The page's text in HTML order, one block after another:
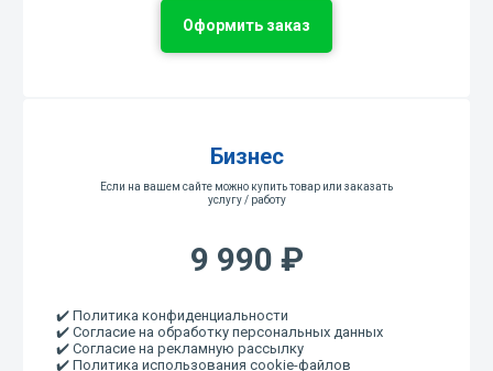
Оформить заказ
Бизнес
Если на вашем сайте можно купить товар или заказать
услугу / работу
9 990 ₽
✔️ Политика конфиденциальности
✔️ Согласие на обработку персональных данных
✔️ Согласие на рекламную рассылку
✔️ Политика использования cookie-файлов